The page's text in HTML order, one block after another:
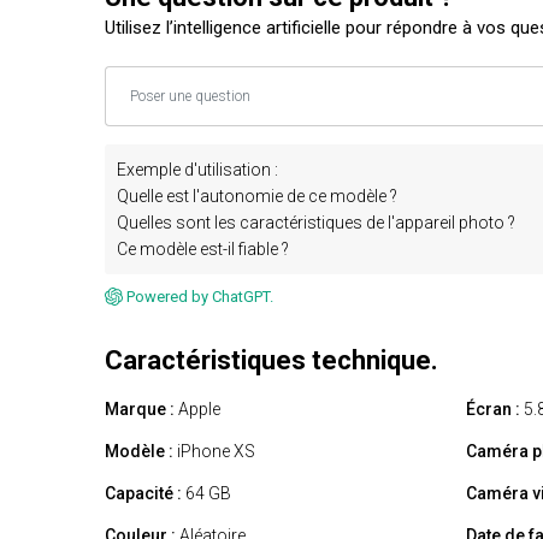
Utilisez l’intelligence artificielle pour répondre à vos
Exemple d'utilisation :
Quelle est l'autonomie de ce modèle ?
Quelles sont les caractéristiques de l'appareil photo ?
Ce modèle est-il fiable ?
Powered by ChatGPT.
Caractéristiques technique.
Marque : Apple
Modèle : iPhone XS
Capacité : 64 GB
Écran :
Caméra
Caméra